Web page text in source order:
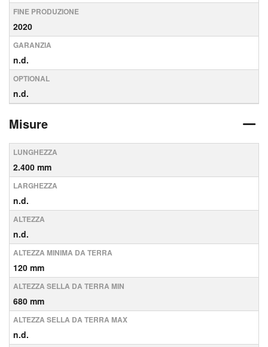
FINE PRODUZIONE
2020
GARANZIA
n.d.
OPTIONAL
n.d.
Misure
LUNGHEZZA
2.400 mm
LARGHEZZA
n.d.
ALTEZZA
n.d.
ALTEZZA MINIMA DA TERRA
120 mm
ALTEZZA SELLA DA TERRA MIN
680 mm
ALTEZZA SELLA DA TERRA MAX
n.d.